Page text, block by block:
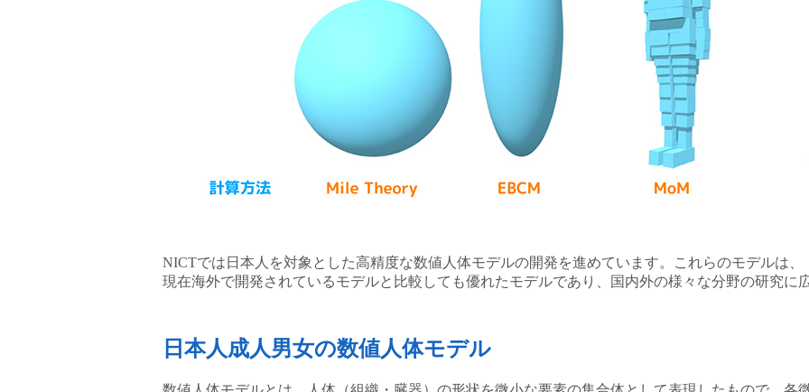
NICTでは日本人を対象とした高精度な数値人体モデルの開発を進めています。これらのモデルは、
現在海外で開発されているモデルと比較しても優れたモデルであり、国内外の様々な分野の研究に
日本人成人男女の数値人体モデル